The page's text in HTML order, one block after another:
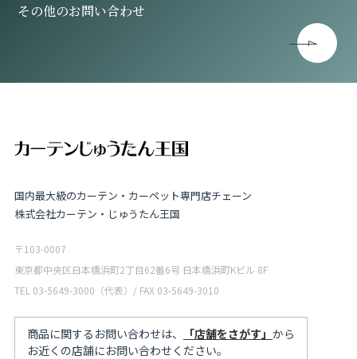
その他のお問い合わせ
国内最大級のカーテン・カーペット専門店チェーン
株式会社カーテン・じゅうたん王国
〒103-0007
東京都中央区日本橋浜町2丁目62番6号 日本橋浜町Kビル 8F
TEL 03-5649-3000（代表）/ FAX 03-5649-3010
商品に関するお問い合わせは、 「店舗をさがす」 から
お近くの店舗にお問い合わせください。